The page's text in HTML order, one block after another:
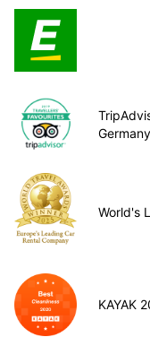
World's
KAYAK